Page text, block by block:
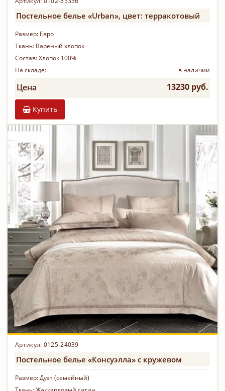
Постельное белье «Urban», цвет: терракотовый
Размер: Евро
Ткань: Вареный хлопок
Состав:Хлопок 100%
На складе:
в наличии
Цена 13230 руб.
Купить
Артикул: 0125-24039
Постельное белье «Консуэлла» с кружевом
Размер:Дуэт (семейный)